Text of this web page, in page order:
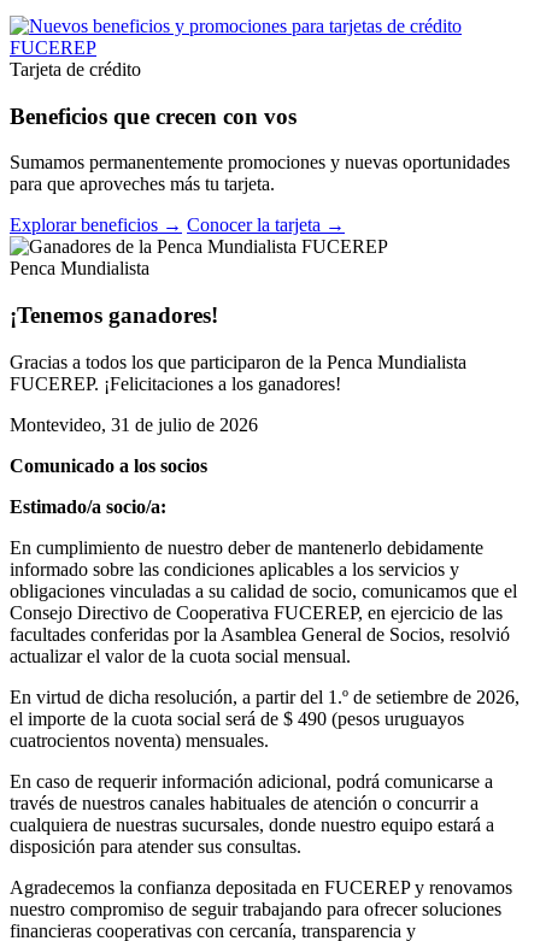
Tarjeta de crédito
Beneficios que crecen con vos
Sumamos permanentemente promociones y nuevas oportunidades
para que aproveches más tu tarjeta.
Explorar beneficios → Conocer la tarjeta →
Penca Mundialista
¡Tenemos ganadores!
Gracias a todos los que participaron de la Penca Mundialista
FUCEREP. ¡Felicitaciones a los ganadores!
Montevideo, 31 de julio de 2026
Comunicado a los socios
Estimado/a socio/a:
En cumplimiento de nuestro deber de mantenerlo debidamente
informado sobre las condiciones aplicables a los servicios y
obligaciones vinculadas a su calidad de socio, comunicamos que el
Consejo Directivo de Cooperativa FUCEREP, en ejercicio de las
facultades conferidas por la Asamblea General de Socios, resolvió
actualizar el valor de la cuota social mensual.
En virtud de dicha resolución, a partir del 1.º de setiembre de 2026,
el importe de la cuota social será de $ 490 (pesos uruguayos
cuatrocientos noventa) mensuales.
En caso de requerir información adicional, podrá comunicarse a
través de nuestros canales habituales de atención o concurrir a
cualquiera de nuestras sucursales, donde nuestro equipo estará a
disposición para atender sus consultas.
Agradecemos la confianza depositada en FUCEREP y renovamos
nuestro compromiso de seguir trabajando para ofrecer soluciones
financieras cooperativas con cercanía, transparencia y